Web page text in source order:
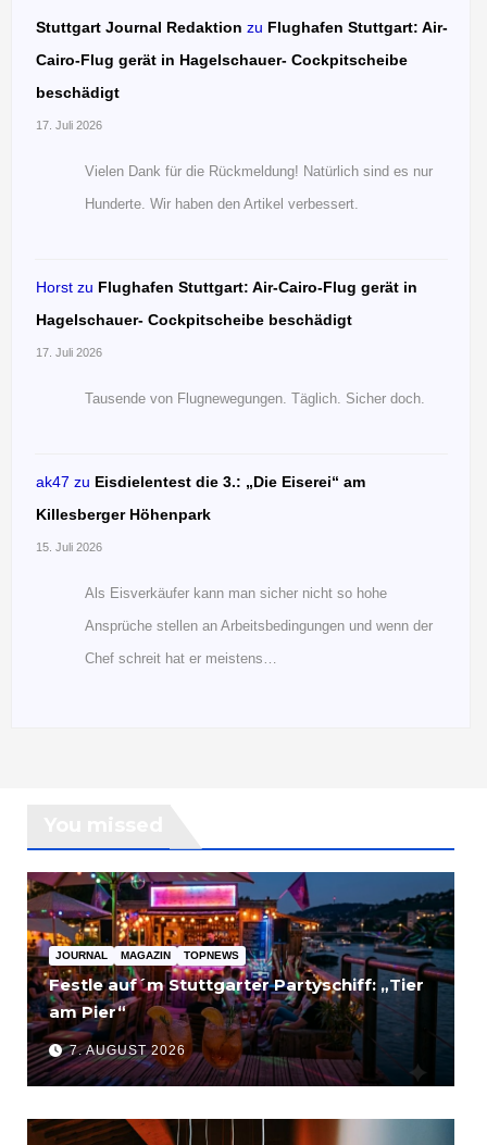
Stuttgart Journal Redaktion zu Flughafen Stuttgart: Air-
Cairo-Flug gerät in Hagelschauer- Cockpitscheibe
beschädigt
17. Juli 2026
Vielen Dank für die Rückmeldung! Natürlich sind es nur
Hunderte. Wir haben den Artikel verbessert.
Horst zu Flughafen Stuttgart: Air-Cairo-Flug gerät in
Hagelschauer- Cockpitscheibe beschädigt
17. Juli 2026
Tausende von Flugnewegungen. Täglich. Sicher doch.
ak47 zu Eisdielentest die 3.: „Die Eiserei“ am
Killesberger Höhenpark
15. Juli 2026
Als Eisverkäufer kann man sicher nicht so hohe
Ansprüche stellen an Arbeitsbedingungen und wenn der
Chef schreit hat er meistens…
JOURNAL MAGAZIN TOPNEWS
Festle auf´m Stuttgarter Partyschiff: „Tier
am Pier“
7. AUGUST 2026